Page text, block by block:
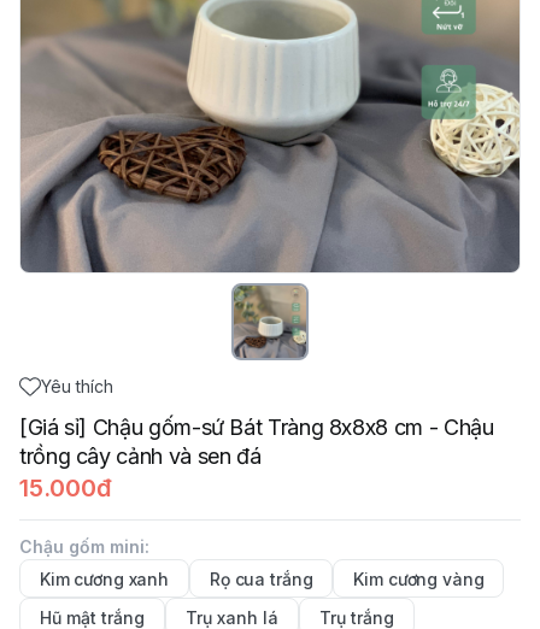
Yêu thích
[Giá sỉ] Chậu gốm-sứ Bát Tràng 8x8x8 cm - Chậu
trồng cây cảnh và sen đá
15.000đ
Chậu gốm mini:
Kim cương xanh
Rọ cua trắng
Kim cương vàng
Hũ mật trắng
Trụ xanh lá
Trụ trắng